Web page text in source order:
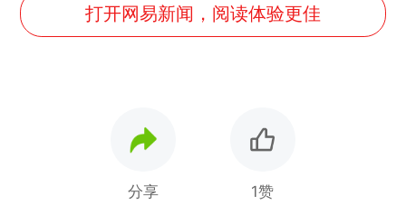
打开网易新闻，阅读体验更佳
分享 1赞